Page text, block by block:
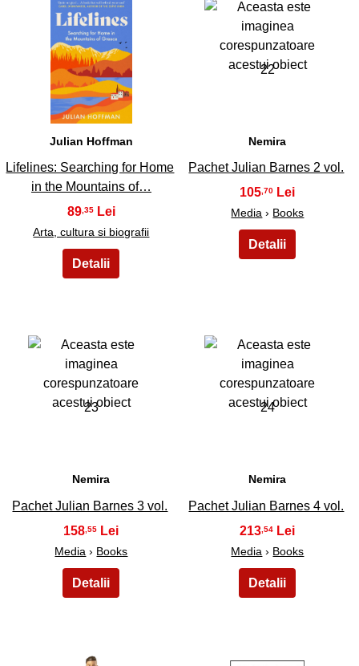
21
Julian Hoffman
Lifelines: Searching for Home
in the Mountains of…
89,35
Arta, cultura si biografii
22
Nemira
Pachet Julian Barnes 2 vol.
105 ,70
Media › Books
23
Nemira
Pachet Julian Barnes 3 vol.
158 ,55
Media › Books
24
Nemira
Pachet Julian Barnes 4 vol.
213 ,54
Media › Books